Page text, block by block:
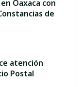
en Oaxaca con
de
atención
Postal